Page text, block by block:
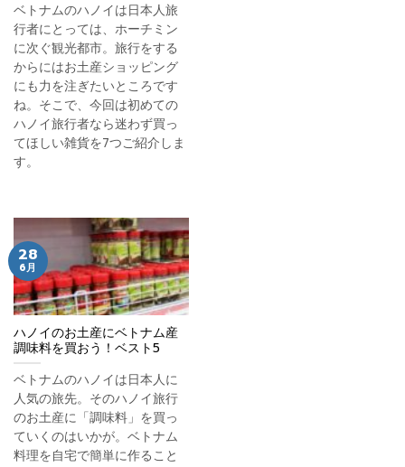
ベトナムのハノイは日本人旅
行者にとっては、ホーチミン
に次ぐ観光都市。旅行をする
からにはお土産ショッピング
にも力を注ぎたいところです
ね。そこで、今回は初めての
ハノイ旅行者なら迷わず買っ
てほしい雑貨を7つご紹介しま
す。
ハノイのお土産にベトナム産
調味料を買おう！ベスト5
ベトナムのハノイは日本人に
人気の旅先。そのハノイ旅行
のお土産に「調味料」を買っ
ていくのはいかが。ベトナム
料理を自宅で簡単に作ること
28
6月